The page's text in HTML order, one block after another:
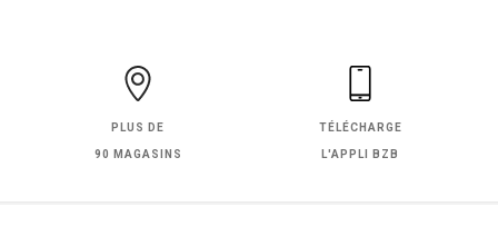
PLUS DE
90 MAGASINS
TÉLÉCHARGE
L'APPLI BZB